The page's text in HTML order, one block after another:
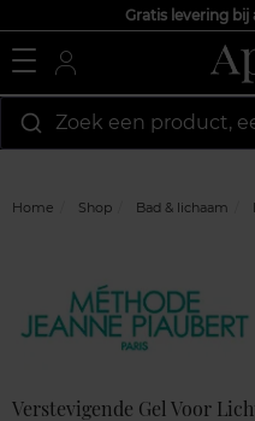
Gratis levering
Zoek een product,
Home Shop Bad & lichaam
Verstevigende Gel Voor